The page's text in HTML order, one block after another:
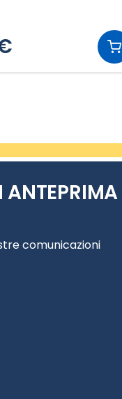
ANTEPRIMA
comunicazioni